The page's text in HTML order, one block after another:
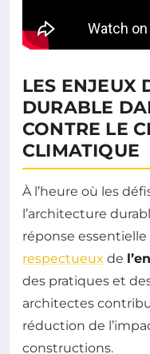
LES ENJEUX
DURABLE
CONTRE LE
CLIMATIQUE
À l’heure où les
l’architecture
réponse
respectueux de
des pratiques et
architectes
réduction de
constructions.